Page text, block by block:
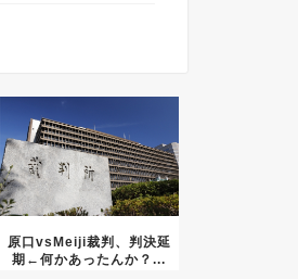
原口vsMeiji裁判、判決延
期←何かあったんか？...